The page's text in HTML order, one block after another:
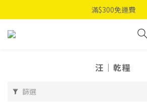
滿$300免運費
汪｜乾糧
篩選